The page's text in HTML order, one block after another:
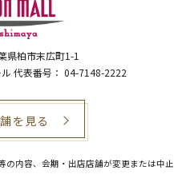
県柏市末広町1-1
代表番号： 04-7148-2222
を見る
の内容、会期・出店店舗が変更または中止